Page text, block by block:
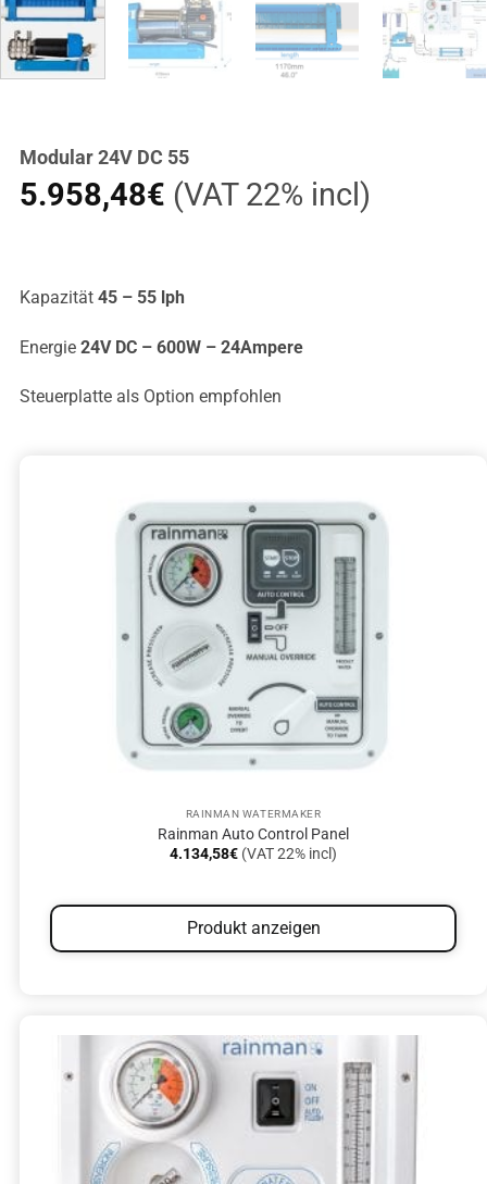
Modular 24V DC 55
5.958,48€ (VAT 22% incl)
Kapazität 45 – 55 lph
Energie 24V DC – 600W – 24Ampere
Steuerplatte als Option empfohlen
RAINMAN WATERMAKER
Rainman Auto Control Panel
4.134,58€ (VAT 22% incl)
Produkt anzeigen